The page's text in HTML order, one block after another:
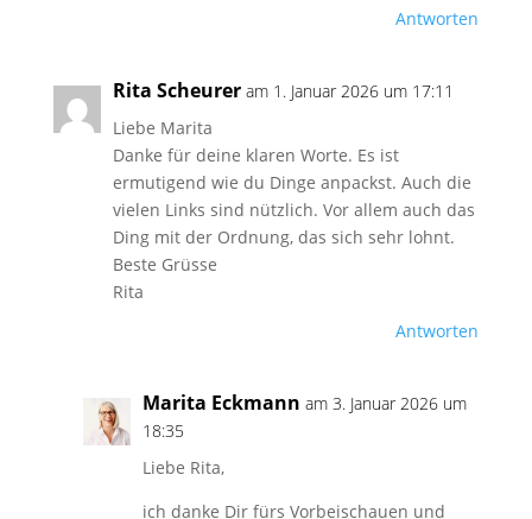
Antworten
Rita Scheurer am 1. Januar 2026 um 17:11
Liebe Marita
Danke für deine klaren Worte. Es ist
ermutigend wie du Dinge anpackst. Auch die
vielen Links sind nützlich. Vor allem auch das
Ding mit der Ordnung, das sich sehr lohnt.
Beste Grüsse
Rita
Antworten
Marita Eckmann am 3. Januar 2026 um
18:35
Liebe Rita,
ich danke Dir fürs Vorbeischauen und